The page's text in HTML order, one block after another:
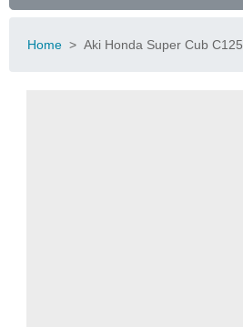
Home > Aki Honda Super Cub C125